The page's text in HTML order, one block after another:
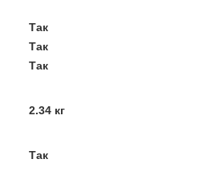
Так
Так
Так
2.34 кг
Так